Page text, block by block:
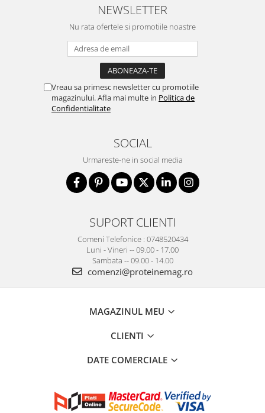
NEWSLETTER
Nu rata ofertele si promotiile noastre
Vreau sa primesc newsletter cu promotiile
magazinului. Afla mai multe in Politica de
Confidentialitate
SOCIAL
Urmareste-ne in social media
SUPORT CLIENTI
Comeni Telefonice : 0748520434
Luni - Vineri -- 09.00 - 17.00
Sambata -- 09.00 - 14.00
comenzi@proteinemag.ro
MAGAZINUL MEU
CLIENTI
DATE COMERCIALE